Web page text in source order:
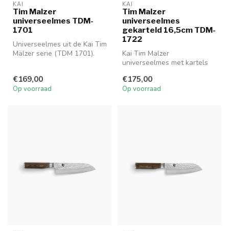
KAI
Tim Malzer
universeelmes TDM-
1701
Universeelmes uit de Kai Tim
Mälzer serie (TDM 1701).
€169,00
Op voorraad
KAI
Tim Malzer
universeelmes
gekarteld 16,5cm TDM-
1722
Kai Tim Malzer
universeelmes met kartels
het snijden v...
€175,00
Op voorraad